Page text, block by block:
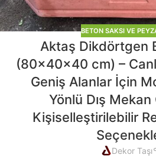
BETON SAKSI VE
Aktaş Dikdörtgen
(80x40x40 cm) – Canlı
Geniş Alanlar İçin
Yönlü Dış
Kişiselleştirilebilir
Dekor Taşı